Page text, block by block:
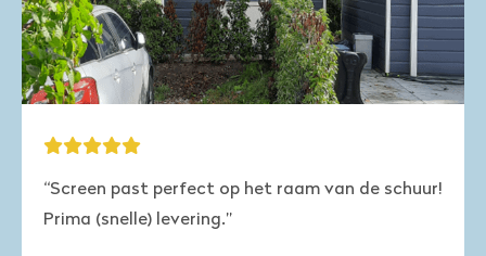
“Screen past perfect op het raam van de schuur!
Prima (snelle) levering.”